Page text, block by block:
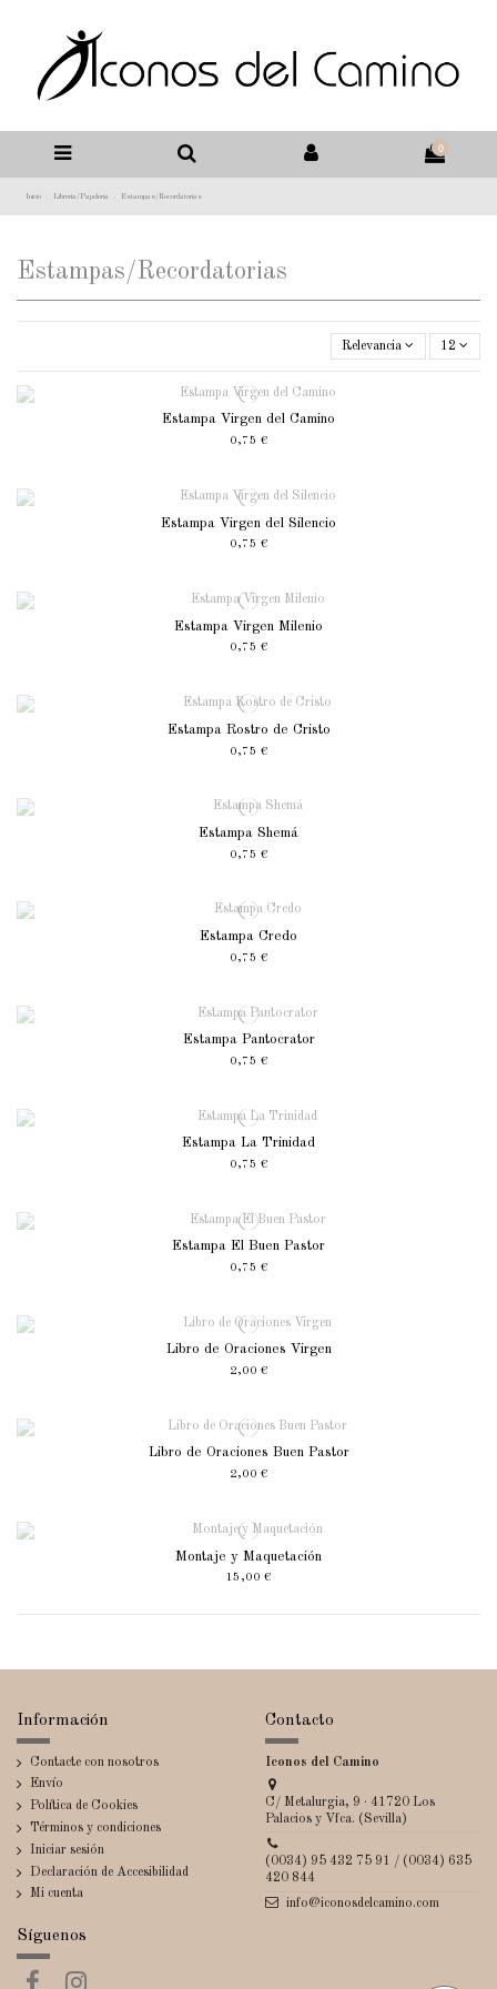
0
Inicio Libreria/Papelería Estampas/Recordatorias
Estampas/Recordatorias
Relevancia 12
Estampa Virgen del Camino
0,75 €
Estampa Virgen del Silencio
0,75 €
Estampa Virgen Milenio
0,75 €
Estampa Rostro de Cristo
0,75 €
Estampa Shemá
0,75 €
Estampa Credo
0,75 €
Estampa Pantocrator
0,75 €
Estampa La Trinidad
0,75 €
Estampa El Buen Pastor
0,75 €
Libro de Oraciones Virgen
2,00 €
Libro de Oraciones Buen Pastor
2,00 €
Montaje y Maquetación
15,00 €
Información
Contacte con nosotros
Envío
Política de Cookies
Términos y condiciones
Iniciar sesión
Declaración de Accesibilidad
Mi cuenta
Contacto
Iconos del Camino
C/ Metalurgia, 9 · 41720 Los
Palacios y Vfca. (Sevilla)
(0034) 95 432 75 91 / (0034) 635
420 844
info@iconosdelcamino.com
Síguenos